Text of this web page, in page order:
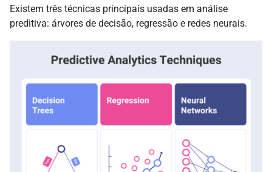
Existem três técnicas principais usadas em análise
preditiva: árvores de decisão, regressão e redes neurais.